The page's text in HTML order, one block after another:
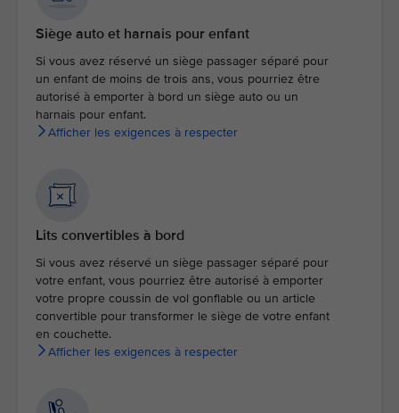
Siège auto et harnais pour enfant
Si vous avez réservé un siège passager séparé pour
un enfant de moins de trois ans, vous pourriez être
autorisé à emporter à bord un siège auto ou un
harnais pour enfant.
Afficher les exigences à respecter
Lits convertibles à bord
Si vous avez réservé un siège passager séparé pour
votre enfant, vous pourriez être autorisé à emporter
votre propre coussin de vol gonflable ou un article
convertible pour transformer le siège de votre enfant
en couchette.
Afficher les exigences à respecter